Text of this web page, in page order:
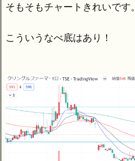
そもそもチャートきれいです。
こういうなべ底はあり！